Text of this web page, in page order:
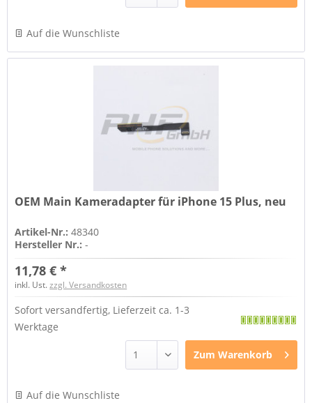
Auf die Wunschliste
OEM Main Kameradapter für iPhone 15 Plus, neu
Artikel-Nr.:48340
Hersteller Nr.:-
11,78 € *
inkl. Ust.zzgl. Versandkosten
Sofort versandfertig, Lieferzeit ca. 1-3
Werktage
Zum Warenkorb
Auf die Wunschliste